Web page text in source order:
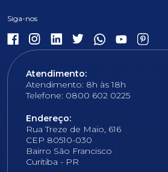
Atendimento:
Atendimento: 8h às 18h
Telefone: 0800 602 0225
Endereço:
Rua Treze de Maio, 616
CEP 80510-030
Bairro São Francisco
Curitiba - PR